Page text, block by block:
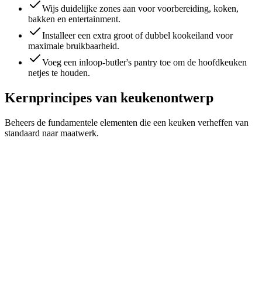
Wijs duidelijke zones aan voor voorbereiding, koken,
bakken en entertainment.
Installeer een extra groot of dubbel kookeiland voor
maximale bruikbaarheid.
Voeg een inloop-butler's pantry toe om de hoofdkeuken
netjes te houden.
Kernprincipes van keukenontwerp
Beheers de fundamentele elementen die een keuken verheffen van
standaard naar maatwerk.